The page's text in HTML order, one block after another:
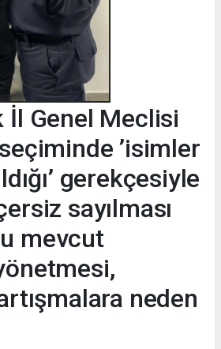
İl Genel Meclisi
’isimler
gerekçesiyle
sayılması
mevcut
neden